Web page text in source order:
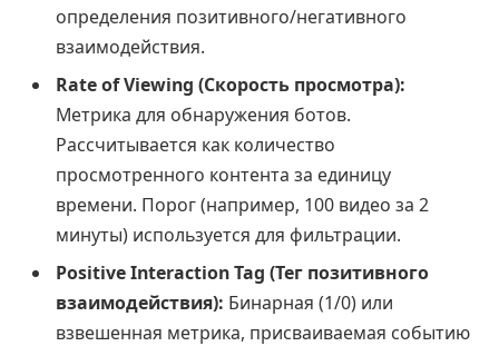
определения позитивного/негативного
взаимодействия.
Rate of Viewing (Скорость просмотра):
Метрика для обнаружения ботов.
Рассчитывается как количество
просмотренного контента за единицу
времени. Порог (например, 100 видео за 2
минуты) используется для фильтрации.
Positive Interaction Tag (Тег позитивного
взаимодействия): Бинарная (1/0) или
взвешенная метрика, присваиваемая событию